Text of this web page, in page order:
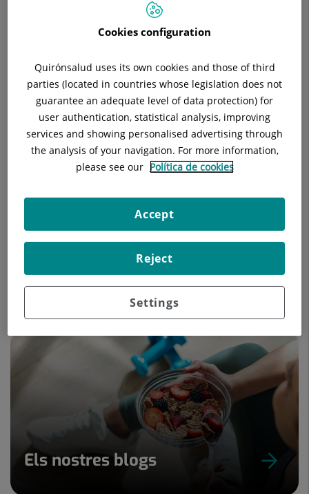
Carrer Paris, 3ª-4ª Planta
93 430 66 31
Descripció Equip Mèdic Instal·lacions
El nostre Servei de Reumatologia es troba en constant
formació i actualització científica participant a Congressos de
Reumatologia nacionals i internacionals. Així mateix, s'atenen
nombrosos cursos de la més variada índole avalats per la
Societat Espanyola de Reumatologia.
Els nostres blogs
Cookies configuration
Quirónsalud uses its own cookies and those of third
parties (located in countries whose legislation does not
guarantee an adequate level of data protection) for
user authentication, statistical analysis, improving
services and showing personalised advertising through
the analysis of your navigation. For more information,
please see our Política de cookies
Settings
Reject
Accept